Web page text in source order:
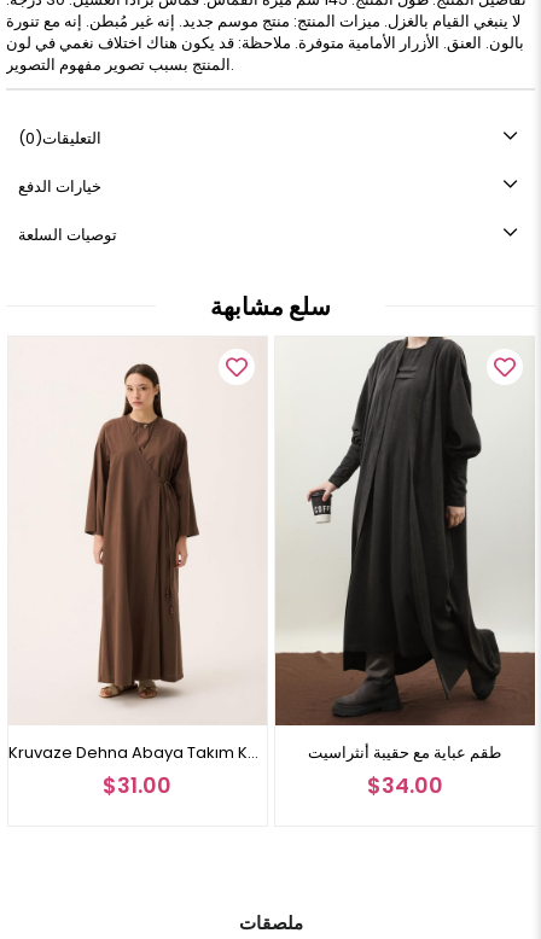
لا ينبغي القيام بالغزل. ميزات المنتج: منتج موسم جديد. إنه غير مُبطن. إنه مع تنورة
بالون. العنق. الأزرار الأمامية متوفرة. ملاحظة: قد يكون هناك اختلاف نغمي في لون
المنتج بسبب تصوير مفهوم التصوير.
التعليقات(0)
خيارات الدفع
توصيات السلعة
سلع مشابهة
Kruvaze Dehna Abaya Takım Kahverengi طقم عباية مع حقيبة أنثراسيت باللون الأسود
ملصقات